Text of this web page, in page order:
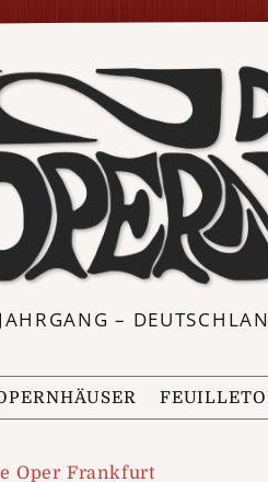
–
Oper Frankfurt